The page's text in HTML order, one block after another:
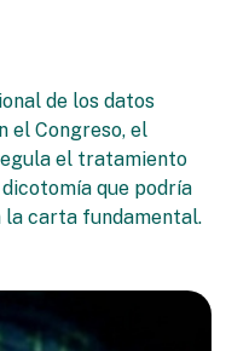
de los datos
el Congreso, el
el tratamiento
que podría
carta fundamental.